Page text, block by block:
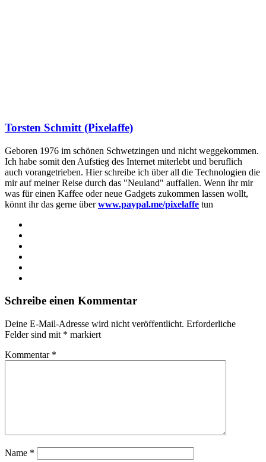
Torsten Schmitt (Pixelaffe)
Geboren 1976 im schönen Schwetzingen und nicht weggekommen.
Ich habe somit den Aufstieg des Internet miterlebt und beruflich
auch vorangetrieben. Hier schreibe ich über all die Technologien die
mir auf meiner Reise durch das "Neuland" auffallen. Wenn ihr mir
was für einen Kaffee oder neue Gadgets zukommen lassen wollt,
könnt ihr das gerne überwww.paypal.me/pixelaffe tun
Schreibe einen Kommentar
Deine E-Mail-Adresse wird nicht veröffentlicht. Erforderliche
Felder sind mit * markiert
Kommentar *
Name *